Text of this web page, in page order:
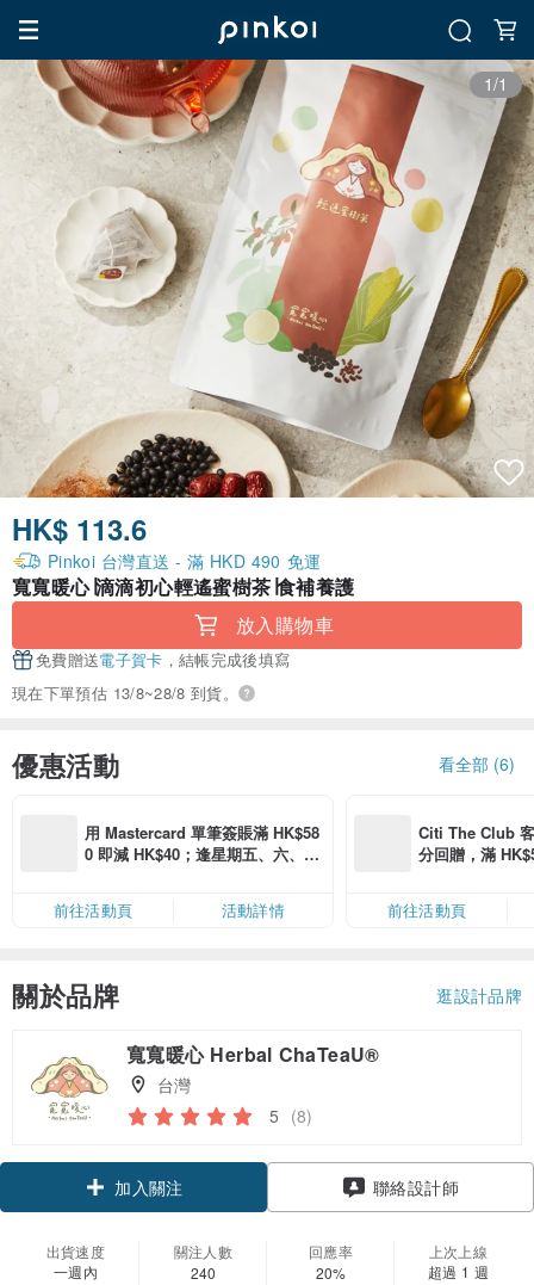
1/1
HK$ 113.6
Pinkoi 台灣直送 - 滿 HKD 490 免運
寬寬暖心∣滴滴初心輕遙蜜樹茶∣食補養護
放入購物車
免費贈送電子賀卡 ，結帳完成後填寫
現在下單預估 13/8~28/8 到貨。
優惠活動 看全部 (6)
用 Mastercard 單筆簽賬滿 HK$58
0 即減 HK$40；逢星期五、六、日
卡」結帳）
前往活動頁 活動詳情
Citi The Club
分回贈，滿
前往活動頁
關於品牌 逛設計品牌
寬寬暖心 Herbal ChaTeaU®
台灣
5 (8)
加入關注 聯絡設計師
出貨速度
一週內
關注人數
240
回應率
20%
上次上線
超過 1 週